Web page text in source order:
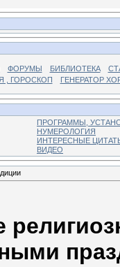
ФОРУМЫ БИБЛИОТЕКА
, ГОРОСКОП
ГЕНЕРАТОР
ПРОГРАММЫ,
НУМЕРОЛОГИЯ
ИНТЕРЕСНЫЕ
ВИДЕО